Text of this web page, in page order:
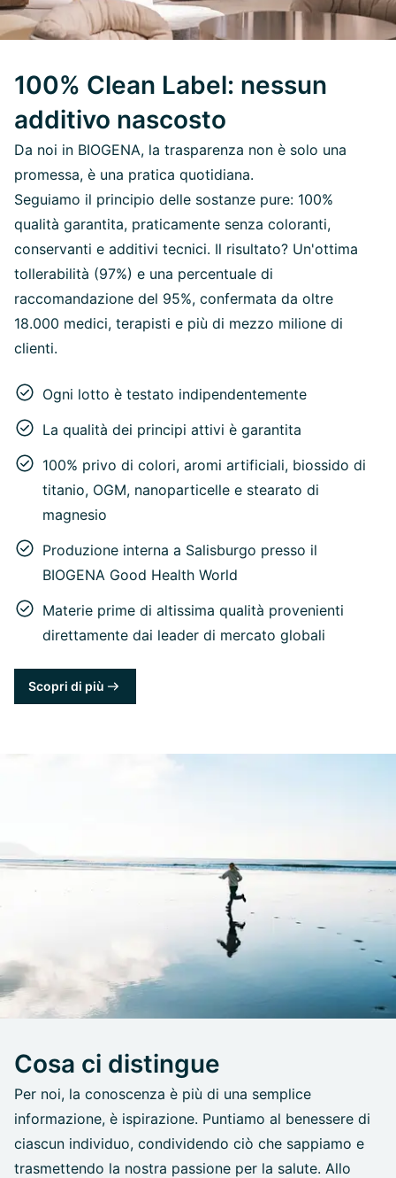
100% Clean Label: nessun
additivo nascosto
Da noi in BIOGENA, la trasparenza non è solo una
promessa, è una pratica quotidiana.
Seguiamo il principio delle sostanze pure: 100%
qualità garantita, praticamente senza coloranti,
conservanti e additivi tecnici. Il risultato? Un'ottima
tollerabilità (97%) e una percentuale di
raccomandazione del 95%, confermata da oltre
18.000 medici, terapisti e più di mezzo milione di
clienti.
Ogni lotto è testato indipendentemente
La qualità dei principi attivi è garantita
100% privo di colori, aromi artificiali, biossido di
titanio, OGM, nanoparticelle e stearato di
magnesio
Produzione interna a Salisburgo presso il
BIOGENA Good Health World
Materie prime di altissima qualità provenienti
direttamente dai leader di mercato globali
Scopri di più
Cosa ci distingue
Per noi, la conoscenza è più di una semplice
informazione, è ispirazione. Puntiamo al benessere di
ciascun individuo, condividendo ciò che sappiamo e
trasmettendo la nostra passione per la salute. Allo